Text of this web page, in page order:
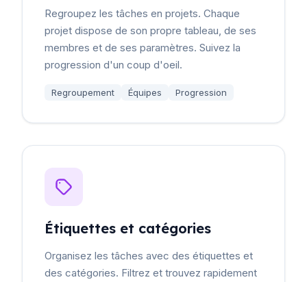
Regroupez les tâches en projets. Chaque
projet dispose de son propre tableau, de ses
membres et de ses paramètres. Suivez la
progression d'un coup d'oeil.
Regroupement Équipes Progression
Étiquettes et catégories
Organisez les tâches avec des étiquettes et
des catégories. Filtrez et trouvez rapidement